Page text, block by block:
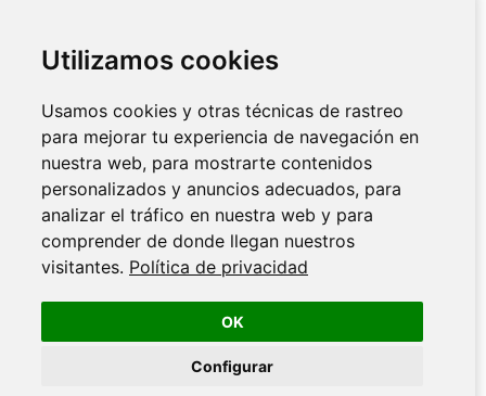
Utilizamos cookies
Usamos cookies y otras técnicas de rastreo
para mejorar tu experiencia de navegación en
nuestra web, para mostrarte contenidos
personalizados y anuncios adecuados, para
analizar el tráfico en nuestra web y para
comprender de donde llegan nuestros
visitantes. Política de privacidad
OK
Configurar